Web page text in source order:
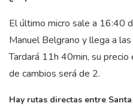
El último micro sale a 16:40
Manuel Belgrano y llega a
Tardará 11h 40min, su
de cambios será de 2.
Hay rutas directas entre